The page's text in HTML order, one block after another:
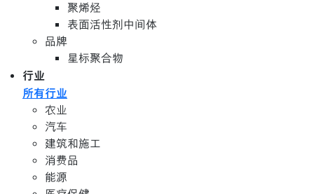
聚烯烃
表面活性剂中间体
品牌
星标聚合物
行业
所有行业
农业
汽车
建筑和施工
消费品
能源